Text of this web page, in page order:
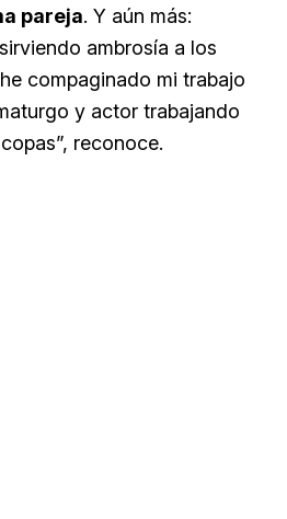
pareja. Y aún más:
ambrosía a los
compaginado mi trabajo
y actor trabajando
reconoce.